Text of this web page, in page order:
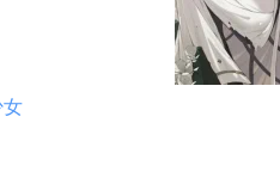
女